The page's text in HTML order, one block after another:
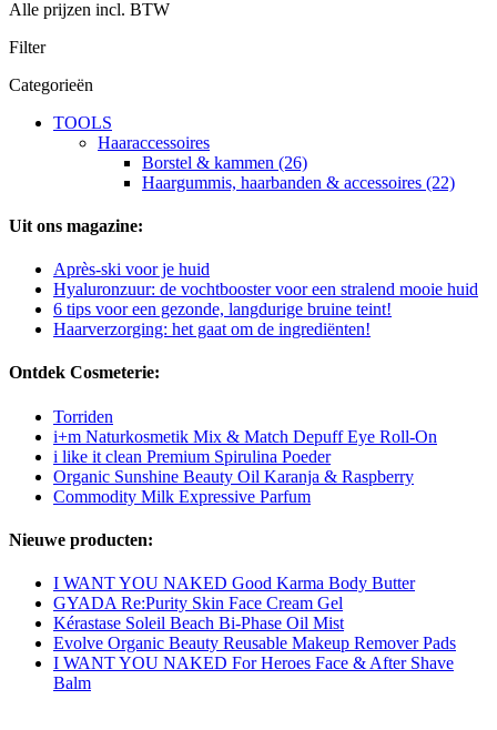
Alle prijzen incl. BTW
Filter
Categorieën
TOOLS
Haaraccessoires
Borstel & kammen (26)
Haargummis, haarbanden & accessoires (22)
Uit ons magazine:
Après-ski voor je huid
Hyaluronzuur: de vochtbooster voor een stralend mooie huid
6 tips voor een gezonde, langdurige bruine teint!
Haarverzorging: het gaat om de ingrediënten!
Ontdek Cosmeterie:
Torriden
i+m Naturkosmetik Mix & Match Depuff Eye Roll-On
i like it clean Premium Spirulina Poeder
Organic Sunshine Beauty Oil Karanja & Raspberry
Commodity Milk Expressive Parfum
Nieuwe producten:
I WANT YOU NAKED Good Karma Body Butter
GYADA Re:Purity Skin Face Cream Gel
Kérastase Soleil Beach Bi-Phase Oil Mist
Evolve Organic Beauty Reusable Makeup Remover Pads
I WANT YOU NAKED For Heroes Face & After Shave
Balm